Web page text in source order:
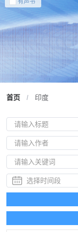
有声书
首页 / 印度